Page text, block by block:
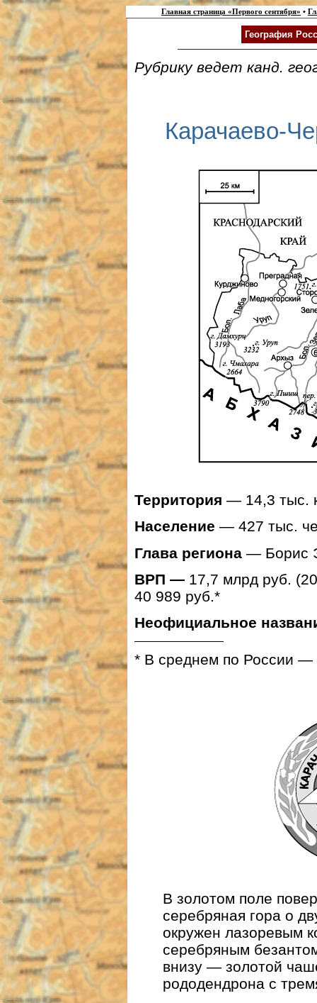
Главная страница «Первого сентября» •
География
Рубрику ведет канд.
Карачаево-
Территория — 14,3 тыс.
Население — 427 тыс.
Глава региона — Борис
ВРП — 17,7 млрд руб.
40 989 руб.*
Неофициальное
* В среднем по России —
В золотом поле
серебряная гора о
окружен лазоревым
серебряным
внизу — золотой
рододендрона с